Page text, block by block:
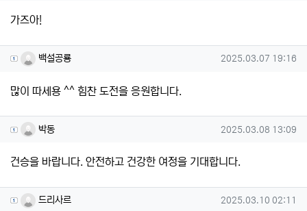
가즈아!
백설공룡님의 댓글
백설공룡 작성일
2025.03.07 19:16
많이 따세용 ^^ 힘찬 도전을 응원합니다.
박동님의 댓글
박동 작성일
2025.03.08 13:09
건승을 바랍니다. 안전하고 건강한 여정을 기대합니다.
드리사르님의 댓글
드리사르 작성일
2025.03.10 02:11